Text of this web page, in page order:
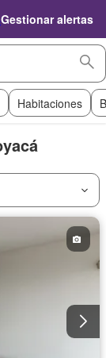
Gestionar alertas
Habitaciones